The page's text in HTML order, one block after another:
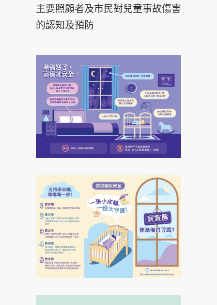
主要照顧者及市民對兒童事故傷害
的認知及預防